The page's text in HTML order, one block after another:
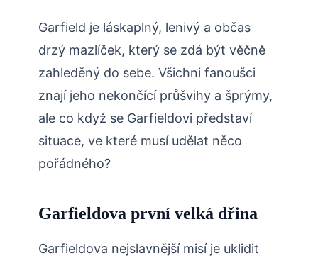
Garfield je láskaplný, lenivý a občas
drzý mazlíček, který se zdá být věčně
zahleděný do sebe. Všichni fanoušci
znají jeho nekončící průšvihy a šprýmy,
ale co když se Garfieldovi představí
situace, ve které musí udělat něco
pořádného?
Garfieldova první velká dřina
Garfieldova nejslavnější misí je uklidit